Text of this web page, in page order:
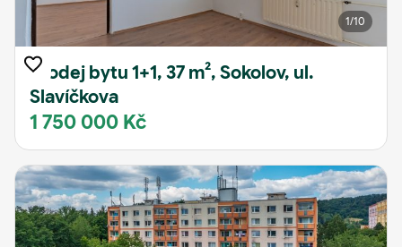
1/10
Prodej bytu 1+1, 37 m², Sokolov, ul.
Slavíčkova
1 750 000 Kč